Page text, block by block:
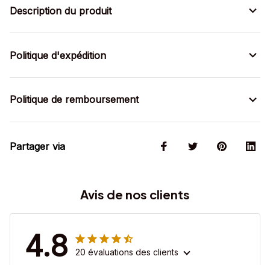
Description du produit
Politique d'expédition
Politique de remboursement
Partager via
Avis de nos clients
4.8 20 évaluations des clients